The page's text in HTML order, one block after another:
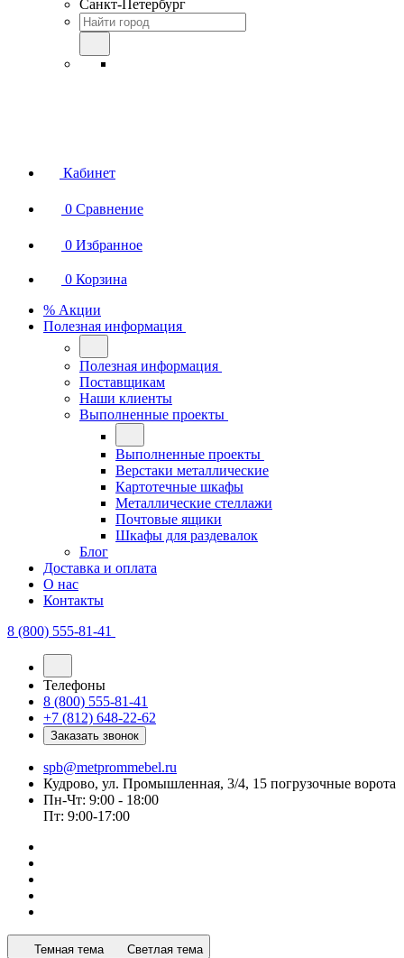
Санкт-Петербург
Кабинет
0 Сравнение
0 Избранное
0 Корзина
% Акции
Полезная информация
Полезная информация
Поставщикам
Наши клиенты
Выполненные проекты
Выполненные проекты
Верстаки металлические
Картотечные шкафы
Металлические стеллажи
Почтовые ящики
Шкафы для раздевалок
Блог
Доставка и оплата
О нас
Контакты
8 (800) 555-81-41
Телефоны
8 (800) 555-81-41
+7 (812) 648-22-62
Заказать звонок
spb@metprommebel.ru
Кудрово, ул. Промышленная, 3/4, 15 погрузочные ворота
Пн-Чт: 9:00 - 18:00
Пт: 9:00-17:00
Темная тема Светлая тема